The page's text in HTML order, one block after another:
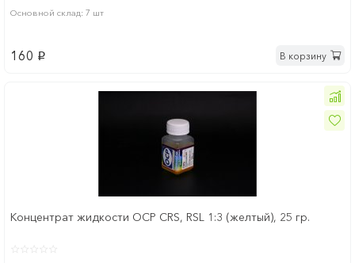
Основной склад: 7 шт
160 p В корзину
Концентрат жидкости OCP CRS, RSL 1:3 (желтый), 25 гр.